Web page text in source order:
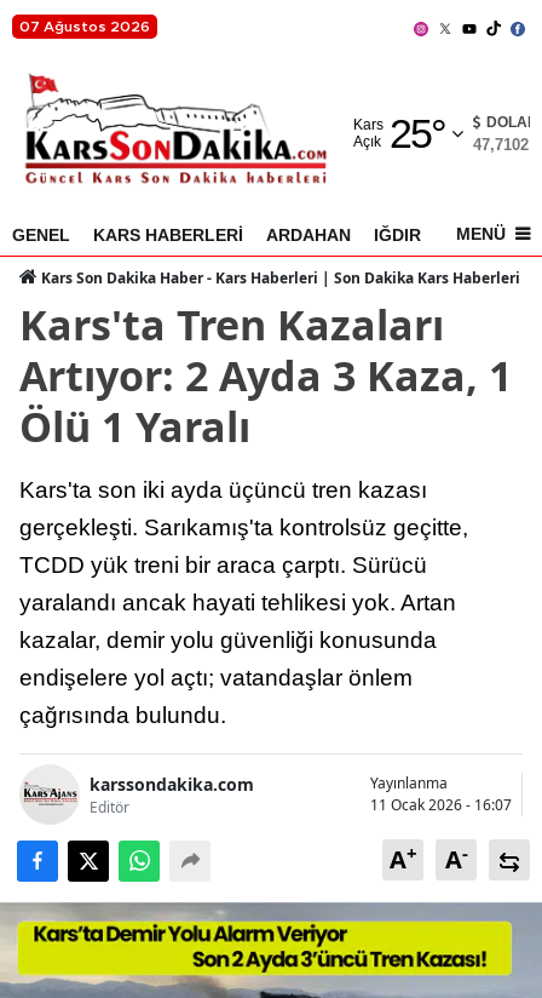
07 Ağustos 2026
Kars
Açık 25°
Adıyaman
Ağrı
Amasya
Ankara
Antalya
Balıkesir
Bilecik
Bingöl
Bitlis
Bursa
Çanakkale
Çankırı
Çorum
DOLAR
47,7102
GENEL KARS HABERLERİ ARDAHAN IĞDIR AKYAKA
MENÜ
Kars Son Dakika Haber - Kars Haberleri | Son Dakika Kars Haberleri
Kars'ta Tren Kazaları
Artıyor: 2 Ayda 3 Kaza, 1
Ölü 1 Yaralı
Kars'ta son iki ayda üçüncü tren kazası
gerçekleşti. Sarıkamış'ta kontrolsüz geçitte,
TCDD yük treni bir araca çarptı. Sürücü
yaralandı ancak hayati tehlikesi yok. Artan
kazalar, demir yolu güvenliği konusunda
endişelere yol açtı; vatandaşlar önlem
çağrısında bulundu.
karssondakika.com
Editör
Yayınlanma
11 Ocak 2026 - 16:07
A+ A-